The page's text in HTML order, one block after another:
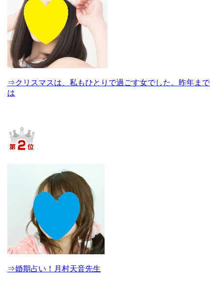
⇒クリスマスは、私もひとりで過ごす女でした。昨年まで
は
⇒婚期占い！月村天音先生